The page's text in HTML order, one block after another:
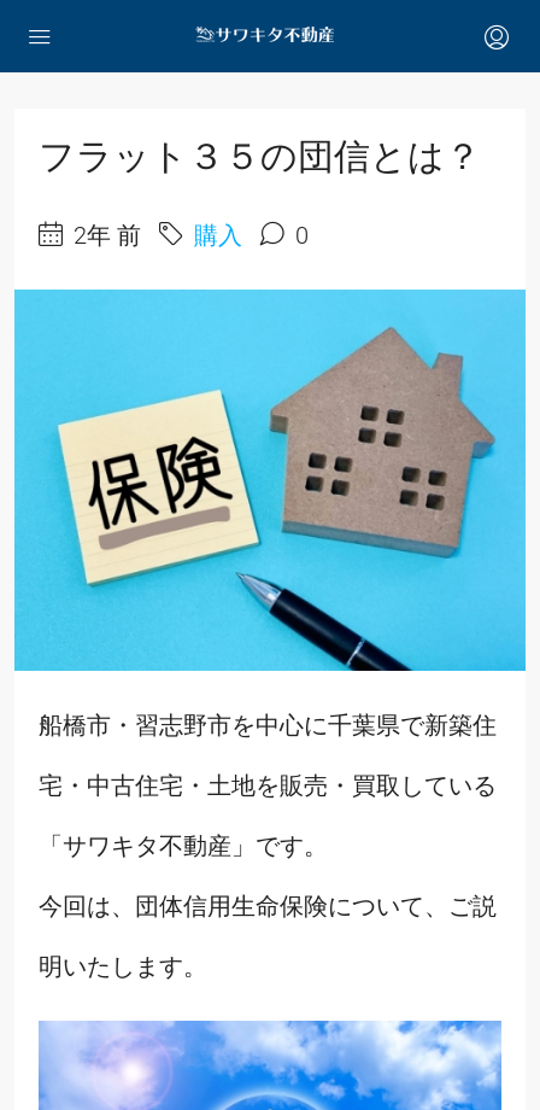
フラット３５の団信とは？
2年 前 購入 0
船橋市・習志野市を中心に千葉県で新築住
宅・中古住宅・土地を販売・買取している
「サワキタ不動産」です。
今回は、団体信用生命保険について、ご説
明いたします。